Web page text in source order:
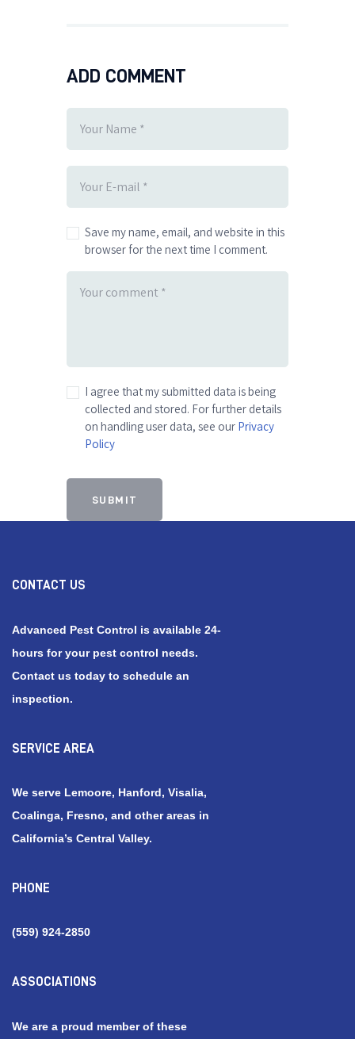
ADD COMMENT
Save my name, email, and website in this
browser for the next time I comment.
I agree that my submitted data is being
collected and stored. For further details
on handling user data, see our Privacy
Policy
CONTACT US
Advanced Pest Control is available 24-
hours for your pest control needs.
Contact us today to schedule an
inspection.
SERVICE AREA
We serve Lemoore, Hanford, Visalia,
Coalinga, Fresno, and other areas in
California’s Central Valley.
PHONE
(559) 924-2850
ASSOCIATIONS
We are a proud member of these